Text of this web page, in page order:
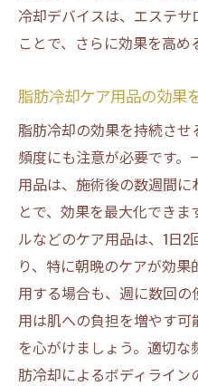
冷却デバイスは、エステ
ことで、さらに効果を高め
脂肪冷却ケア用品の効果
脂肪冷却の効果を持続さ
頻度にも注意が必要です
用品は、施術後の数週間
とで、効果を最大化でき
ルなどのケア用品は、1日
り、特に朝晩のケアが効
用する場合も、週に数回
用は肌への負担を増やす
を心がけましょう。適切
肪冷却によるボディライン